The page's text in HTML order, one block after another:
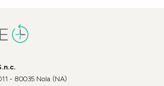
- 80035 Nola (NA)